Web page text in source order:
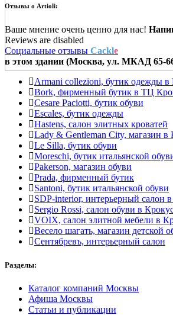
Отзывы о Artioli:
Ваше мнение очень ценно для нас!
Reviews are disabled
Социальные отзывы Cackle
в этом здании (Москва, ул. МКАД 65-
Armani collezioni, бутик одежды
Bork, фирменный бутик в ТЦ
Cesare Paciotti, бутик обуви
Escales, бутик одежды
Hastens, салон элитных кроватей
Lady & Gentleman Сity, магазин
Le Silla, бутик обуви
Moreschi, бутик итальянской
Pakerson, магазин обуви
Prada, фирменный бутик
Santoni, бутик итальянской обуви
SDP-interior, интерьерный салон
Sergio Rossi, салон обуви в
VOIX, салон элитной мебели в
Весело шагать, магазин детской
Сентябревъ, интерьерный салон
Разделы:
Каталог компаний Москвы
Афиша Москвы
Статьи и публикации